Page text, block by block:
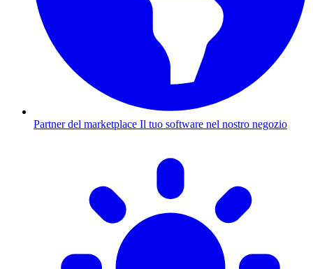
Partner del marketplace Il tuo software nel nostro negozio